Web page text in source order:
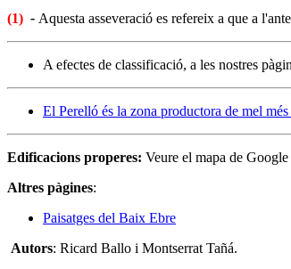
(1) - Aquesta asseveració es refereix a que a
A efectes de classificació, a les nostres
El Perelló és la zona productora de mel
Edificacions properes: Veure el mapa de
Altres pàgines:
Paisatges del Baix Ebre
Autors: Ricard Ballo i Montserrat Tañá.